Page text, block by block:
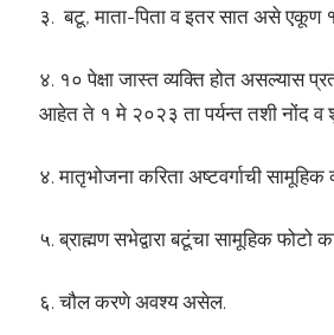
३. बटू, माता-पिता व इतर सात असे एकूण
४. १० पेक्षा जास्त व्यक्ति होत असल्यास
आहेत ते १ मे २०२३ ता पर्यन्त तशी नोंद
४. मातृभोजना करिता अष्टवर्गाची सामूहिक
५. ब्राह्मण सभेद्वारा बटूंचा सामूहिक
६. चौल करणे अवश्य असेल.